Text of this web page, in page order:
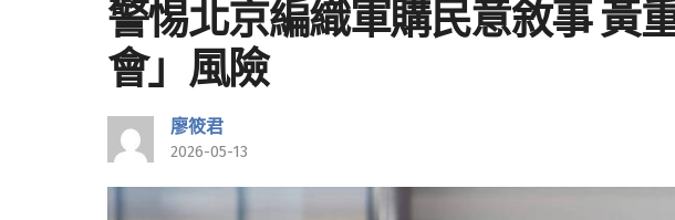
警惕北京編織軍購民意敘事 黃
會」風險
廖筱君
2026-05-13